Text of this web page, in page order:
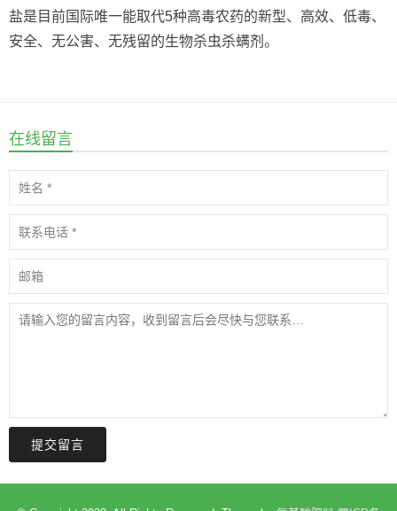
盐是目前国际唯一能取代5种高毒农药的新型、高效、低毒、
安全、无公害、无残留的生物杀虫杀螨剂。
在线留言
提交留言